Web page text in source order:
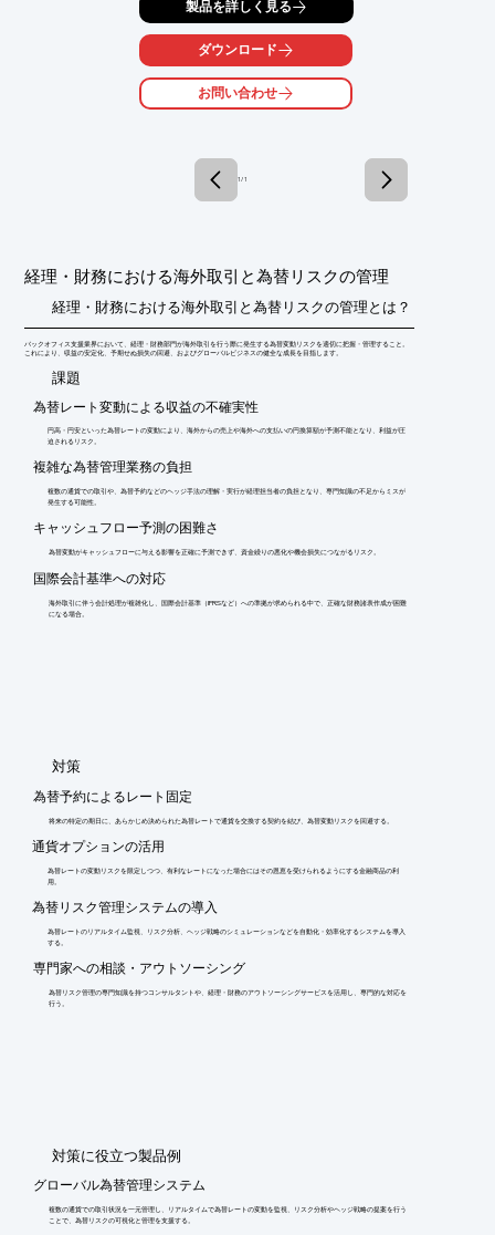
ローカル会計事務所と密な連携を実施。
柔軟かつスピード感を持ってサポートいたします。
ご要望の際は、お気軽にご相談ください。
■協業実績10年以上の会計事務所と提携
■日本語による報告書を作成し、本社へのレポーティングの支援
工数を削減→コストを軽減に貢献
※詳しくはPDFをダウンロードして頂くか、お気軽にお問合せく
ださい。
製品を詳しく見る
ダウンロード
お問い合わせ
1 / 1
経理・財務における海外取引と為替リスクの管理
経理・財務における海外取引と為替リスクの管理とは？
バックオフィス支援業界において、経理・財務部門が海外取引を行う際に発生する為替変動リスクを適切に把握・管理すること。
これにより、収益の安定化、予期せぬ損失の回避、およびグローバルビジネスの健全な成長を目指します。
​課題
為替レート変動による収益の不確実性
円高・円安といった為替レートの変動により、海外からの売上や海外への支払いの円換算額が予測不能となり、利益が圧
迫されるリスク。
複雑な為替管理業務の負担
複数の通貨での取引や、為替予約などのヘッジ手法の理解・実行が経理担当者の負担となり、専門知識の不足からミスが
発生する可能性。
キャッシュフロー予測の困難さ
為替変動がキャッシュフローに与える影響を正確に予測できず、資金繰りの悪化や機会損失につながるリスク。
国際会計基準への対応
海外取引に伴う会計処理が複雑化し、国際会計基準（IFRSなど）への準拠が求められる中で、正確な財務諸表作成が困難
になる場合。
​対策
為替予約によるレート固定
将来の特定の期日に、あらかじめ決められた為替レートで通貨を交換する契約を結び、為替変動リスクを回避する。
通貨オプションの活用
為替レートの変動リスクを限定しつつ、有利なレートになった場合にはその恩恵を受けられるようにする金融商品の利
用。
為替リスク管理システムの導入
為替レートのリアルタイム監視、リスク分析、ヘッジ戦略のシミュレーションなどを自動化・効率化するシステムを導入
する。
専門家への相談・アウトソーシング
為替リスク管理の専門知識を持つコンサルタントや、経理・財務のアウトソーシングサービスを活用し、専門的な対応を
行う。
​対策に役立つ製品例
グローバル為替管理システム
複数の通貨での取引状況を一元管理し、リアルタイムで為替レートの変動を監視、リスク分析やヘッジ戦略の提案を行う
ことで、為替リスクの可視化と管理を支援する。